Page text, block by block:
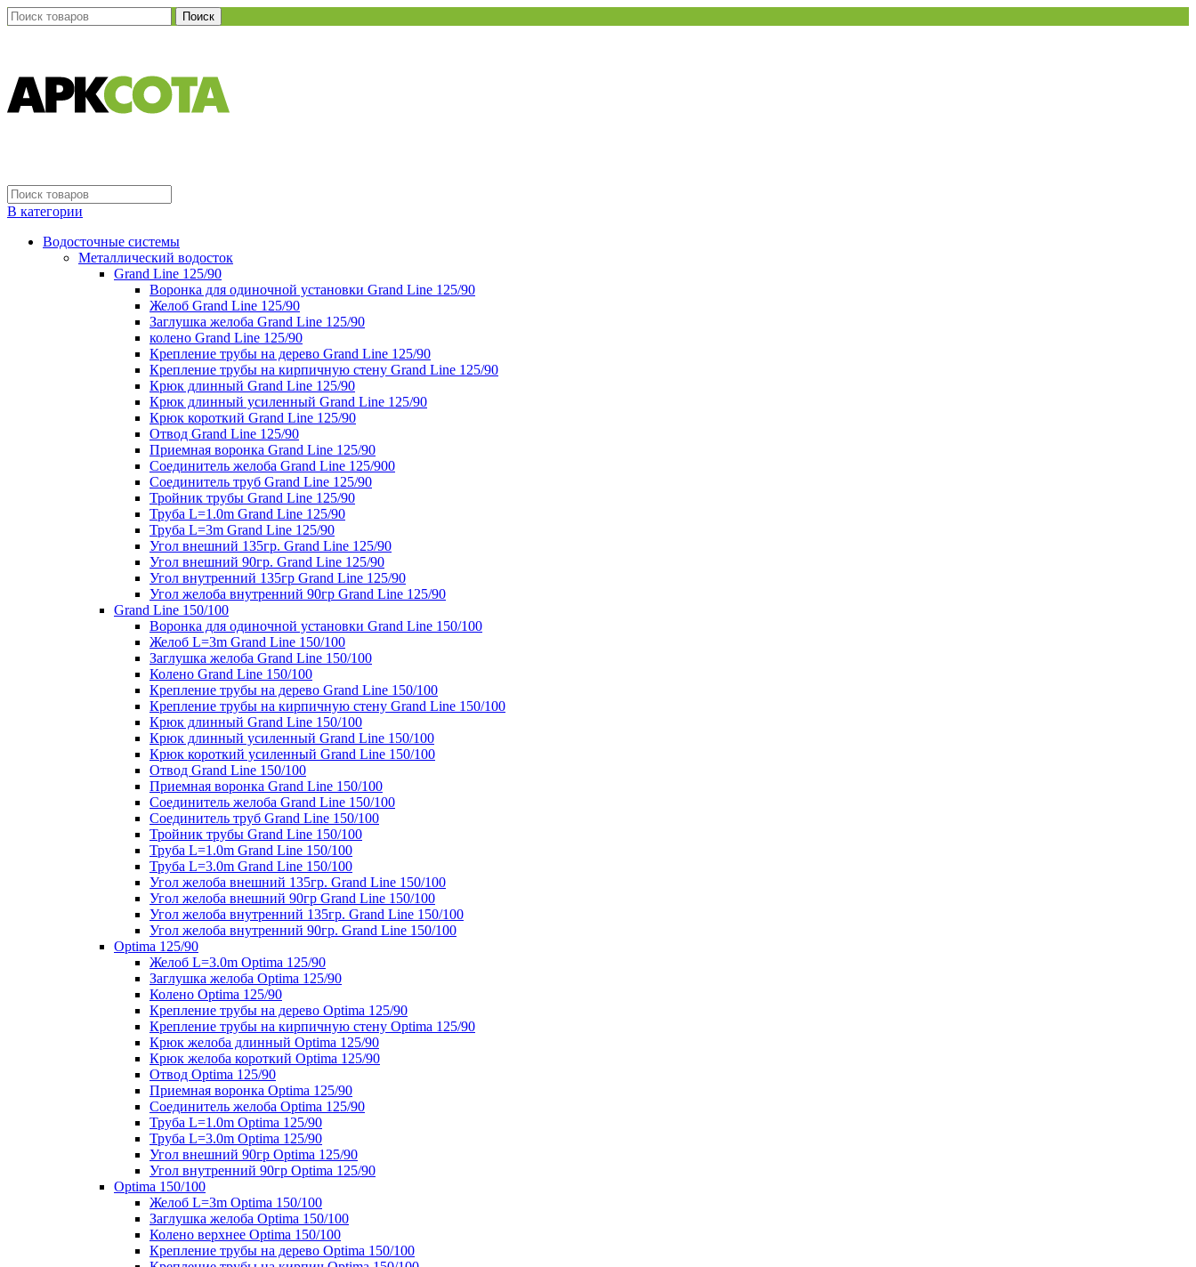
Поиск
В категории
Водосточные системы
Металлический водосток
Grand Line 125/90
Воронка для одиночной установки Grand Line 125/90
Желоб Grand Line 125/90
Заглушка желоба Grand Line 125/90
колено Grand Line 125/90
Крепление трубы на дерево Grand Line 125/90
Крепление трубы на кирпичную стену Grand Line 125/90
Крюк длинный Grand Line 125/90
Крюк длинный усиленный Grand Line 125/90
Крюк короткий Grand Line 125/90
Отвод Grand Line 125/90
Приемная воронка Grand Line 125/90
Соединитель желоба Grand Line 125/900
Соединитель труб Grand Line 125/90
Тройник трубы Grand Line 125/90
Труба L=1.0m Grand Line 125/90
Труба L=3m Grand Line 125/90
Угол внешний 135гр. Grand Line 125/90
Угол внешний 90гр. Grand Line 125/90
Угол внутренний 135гр Grand Line 125/90
Угол желоба внутренний 90гр Grand Line 125/90
Grand Line 150/100
Воронка для одиночной установки Grand Line 150/100
Желоб L=3m Grand Line 150/100
Заглушка желоба Grand Line 150/100
Колено Grand Line 150/100
Крепление трубы на дерево Grand Line 150/100
Крепление трубы на кирпичную стену Grand Line 150/100
Крюк длинный Grand Line 150/100
Крюк длинный усиленный Grand Line 150/100
Крюк короткий усиленный Grand Line 150/100
Отвод Grand Line 150/100
Приемная воронка Grand Line 150/100
Соединитель желоба Grand Line 150/100
Соединитель труб Grand Line 150/100
Тройник трубы Grand Line 150/100
Труба L=1.0m Grand Line 150/100
Труба L=3.0m Grand Line 150/100
Угол желоба внешний 135гр. Grand Line 150/100
Угол желоба внешний 90гр Grand Line 150/100
Угол желоба внутренний 135гр. Grand Line 150/100
Угол желоба внутренний 90гр. Grand Line 150/100
Optima 125/90
Желоб L=3.0m Optima 125/90
Заглушка желоба Optima 125/90
Колено Optima 125/90
Крепление трубы на дерево Optima 125/90
Крепление трубы на кирпичную стену Optima 125/90
Крюк желоба длинный Optima 125/90
Крюк желоба короткий Optima 125/90
Отвод Optima 125/90
Приемная воронка Optima 125/90
Соединитель желоба Optima 125/90
Труба L=1.0m Optima 125/90
Труба L=3.0m Optima 125/90
Угол внешний 90гр Optima 125/90
Угол внутренний 90гр Optima 125/90
Optima 150/100
Желоб L=3m Optima 150/100
Заглушка желоба Optima 150/100
Колено верхнее Optima 150/100
Крепление трубы на дерево Optima 150/100